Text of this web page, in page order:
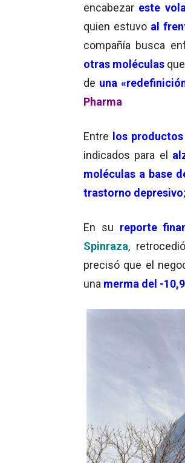
encabezar este
quien estuvo al
compañía busca
otras moléculas
de una
Pharma
Entre los productos
indicados para el
moléculas a base
trastorno depresivo
En su reporte
Spinraza, retrocedió
precisó que el
una merma del -